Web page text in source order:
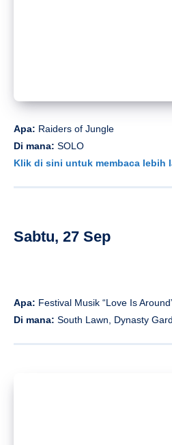
Apa: Raiders of Jungle
Di mana: SOLO
Klik di sini untuk membaca lebih
Sabtu, 27 Sep
Apa: Festival Musik “Love Is
Di mana: South Lawn, Dynasty